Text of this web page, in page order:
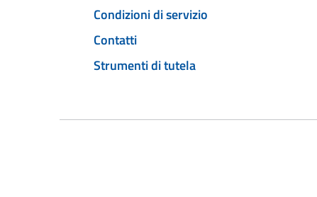
Condizioni di servizio
Contatti
Strumenti di tutela